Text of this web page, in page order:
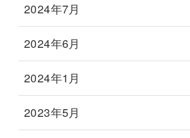
2024年7月
2024年6月
2024年1月
2023年5月